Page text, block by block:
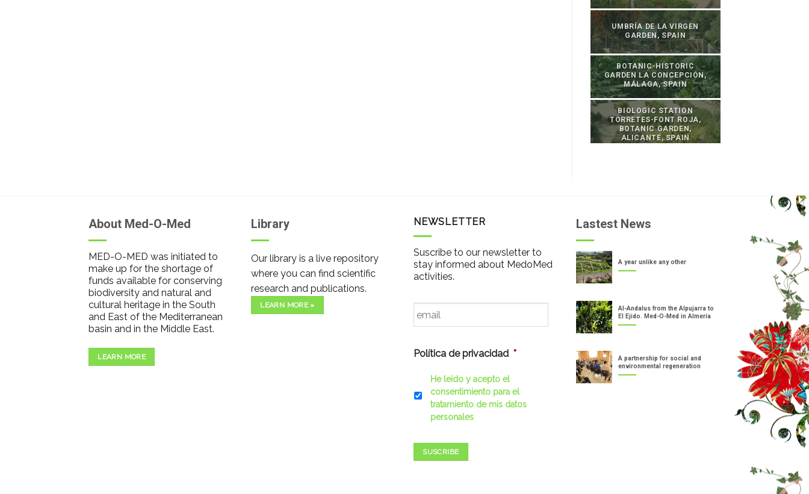
UMBRÍA DE LA VIRGEN
GARDEN, SPAIN
BOTANIC-HISTORIC
GARDEN LA CONCEPCIÓN,
MÁLAGA, SPAIN
BIOLOGIC STATION
TORRETES-FONT ROJA,
BOTANIC GARDEN,
ALICANTE, SPAIN
About Med-O-Med
MED-O-MED was initiated to
make up for the shortage of
funds available for conserving
biodiversity and natural and
cultural heritage in the South
and East of the Mediterranean
basin and in the Middle East.
LEARN MORE
Library
Our library is a live repository
where you can find scientific
research and publications.
LEARN MORE »
NEWSLETTER
Suscribe to our newsletter to
stay informed about MedoMed
activities.
Email *
Política de privacidad *
He leído y acepto el
consentimiento para el
tratamiento de mis datos
personales
SUSCRIBE
Lastest News
A year unlike any other
Al-Andalus from the Alpujarra to
El Ejido. Med-O-Med in Almería
A partnership for social and
environmental regeneration